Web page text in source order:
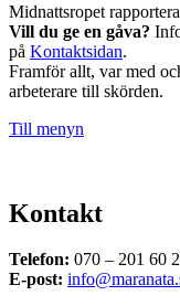
Midnattsropet
Vill du ge en gåva?
på Kontaktsidan.
Framför allt, var med
arbeterare till skörden.
Till menyn
Kontakt
Telefon: 070 – 201 60
E-post: